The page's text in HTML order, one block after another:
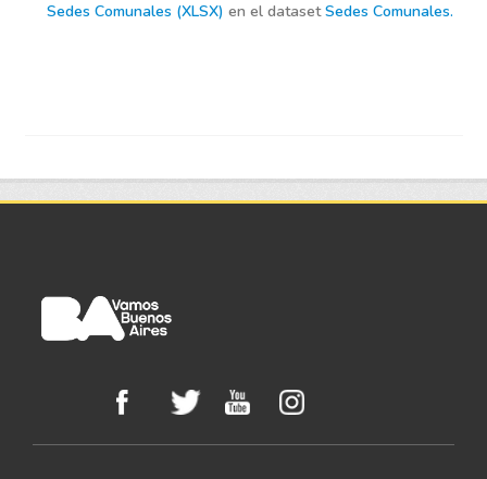
Sedes Comunales (XLSX) en el datasetSedes Comunales.